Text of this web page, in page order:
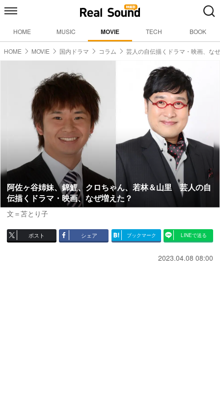
HOME MUSIC MOVIE TECH BOOK
HOME MOVIE 国内ドラマ コラム 芸人の自伝描くドラマ・映画、な
阿佐ヶ谷姉妹、錦鯉、クロちゃん、若林＆山里 芸人の自
伝描くドラマ・映画、なぜ増えた？
文＝苫とり子
ポスト シェア ブックマーク LINEで送る
2023.04.08 08:00